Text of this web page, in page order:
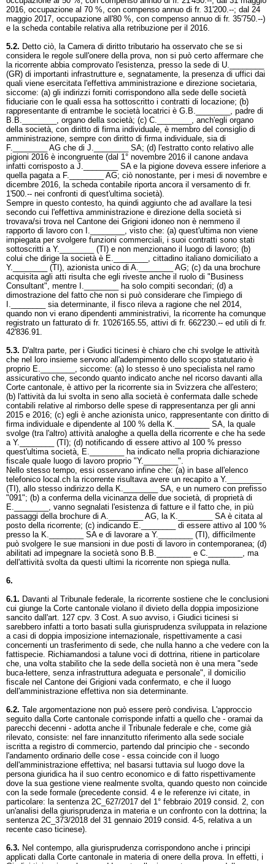
2016, occupazione al 70 %, con compenso annuo di fr. 31'200.--; dal 24
maggio 2017, occupazione all'80 %, con compenso annuo di fr. 35'750.--)
e la scheda contabile relativa alla retribuzione per il 2016.
5.2. Detto ciò, la Camera di diritto tributario ha osservato che se si
considera le regole sull'onere della prova, non si può certo affermare che
la ricorrente abbia comprovato l'esistenza, presso la sede di U.________
(GR) di importanti infrastrutture e, segnatamente, la presenza di uffici dai
quali viene esercitata l'effettiva amministrazione e direzione societaria,
siccome: (a) gli indirizzi forniti corrispondono alla sede delle società
fiduciarie con le quali essa ha sottoscritto i contratti di locazione; (b)
rappresentante di entrambe le società locatrici è G.B.________, padre di
B.B.________, organo della società; (c) C.________, anch'egli organo
della società, con diritto di firma individuale, è membro del consiglio di
amministrazione, sempre con diritto di firma individuale, sia di
F.________ AG che di J.________ SA; (d) l'estratto conto relativo alle
pigioni 2016 è incongruente (dal 1° novembre 2016 il canone andava
infatti corrisposto a J.________ SA e la pigione doveva essere inferiore a
quella pagata a F.________ AG; ciò nonostante, per i mesi di novembre e
dicembre 2016, la scheda contabile riporta ancora il versamento di fr.
1'500.-- nei confronti di quest'ultima società).
Sempre in questo contesto, ha quindi aggiunto che ad avallare la tesi
secondo cui l'effettiva amministrazione e direzione della società si
trovava/si trova nel Cantone dei Grigioni idoneo non è nemmeno il
rapporto di lavoro con I.________, visto che: (a) quest'ultima non viene
impiegata per svolgere funzioni commerciali, i suoi contratti sono stati
sottoscritti a Y.________ (TI) e non menzionano il luogo di lavoro; (b)
colui che dirige la società è E.________, cittadino italiano domiciliato a
Y.________ (TI), azionista unico di A.________ AG; (c) da una brochure
acquisita agli atti risulta che egli riveste anche il ruolo di "Business
Consultant", mentre I.________ ha solo compiti secondari; (d) a
dimostrazione del fatto che non si può considerare che l'impiego di
I.________ sia determinante, il fisco rileva a ragione che nel 2014,
quando non vi erano dipendenti amministrativi, la ricorrente ha comunque
registrato un fatturato di fr. 1'026'165.55, attivi di fr. 662'230.-- ed utili di fr.
42'836.91.
5.3. D'altra parte, per i Giudici ticinesi è chiaro che chi svolge le attività
che nel loro insieme servono all'adempimento dello scopo statutario è
proprio E.________, siccome: (a) lo stesso è uno specialista nel ramo
assicurativo che, secondo quanto indicato anche nel ricorso davanti alla
Corte cantonale, è attivo per la ricorrente sia in Svizzera che all'estero;
(b) l'attività da lui svolta in seno alla società è confermata dalle schede
contabili relative al rimborso delle spese di rappresentanza per gli anni
2015 e 2016; (c) egli è anche azionista unico, rappresentante con diritto di
firma individuale e dipendente al 100 % della K.________ SA, la quale
svolge (tra l'altro) attività analoghe a quella della ricorrente e che ha sede
a Y.________ (TI); (d) notificando di essere attivo al 100 % presso
quest'ultima società, E.________ ha indicato nella propria dichiarazione
fiscale quale luogo di lavoro proprio "Y.________".
Nello stesso tempo, essi osservano infine che: (a) in base all'elenco
telefonico local.ch la ricorrente risultava avere un recapito a Y.________
(TI), allo stesso indirizzo della K.________ SA, e un numero con prefisso
"091"; (b) a conferma della vicinanza delle due società, di proprietà di
E.________, vanno segnalati l'esistenza di fatture e il fatto che, in più
passaggi della brochure di A.________ AG, la K.________ SA è citata al
posto della ricorrente; (c) indicando E.________ di essere attivo al 100 %
presso la K.________ SA e di lavorare a Y.________ (TI), difficilmente
può svolgere Ie sue mansioni in due posti di lavoro in contemporanea; (d)
abilitati ad impegnare la società sono B.B.________ e C.________, ma
dell'attività svolta da questi ultimi la ricorrente non spiega nulla.
6.
6.1. Davanti al Tribunale federale, la ricorrente sostiene che le conclusioni
cui giunge la Corte cantonale violano il divieto della doppia imposizione
sancito dall'art. 127 cpv. 3 Cost. A suo avviso, i Giudici ticinesi si
sarebbero infatti a torto basati sulla giurisprudenza sviluppata in relazione
a casi di doppia imposizione internazionale, rispettivamente a casi
concernenti un trasferimento di sede, che nulla hanno a che vedere con la
fattispecie. Richiamandosi a talune voci di dottrina, ritiene in particolare
che, una volta stabilito che la sede della società non è una mera "sede
buca-lettere, senza infrastruttura adeguata e personale", il domicilio
fiscale nel Cantone dei Grigioni vada confermato, e che il luogo
dell'amministrazione effettiva non sia determinante.
6.2. Tale argomentazione non può essere però condivisa. L'approccio
seguito dalla Corte cantonale corrisponde infatti a quello che - oramai da
parecchi decenni - adotta anche il Tribunale federale e che, come già
rilevato, consiste: nel fare innanzitutto riferimento alla sede sociale
iscritta a registro di commercio, partendo dal principio che - secondo
l'andamento ordinario delle cose - essa coincide con il luogo
dell'amministrazione effettiva; nel basarsi tuttavia sul luogo dove la
persona giuridica ha il suo centro economico e di fatto rispettivamente
dove la sua gestione viene realmente svolta, quando questo non coincide
con la sede formale (precedente consid. 4 e le referenze ivi citate, in
particolare: la sentenza 2C_627/2017 del 1° febbraio 2019 consid. 2, con
un'analisi della giurisprudenza in materia e un confronto con la dottrina; la
sentenza 2C_373/2018 del 31 gennaio 2019 consid. 4-5, relativa a un
recente caso ticinese).
6.3. Nel contempo, alla giurisprudenza corrispondono anche i principi
applicati dalla Corte cantonale in materia di onere della prova. In effetti, i